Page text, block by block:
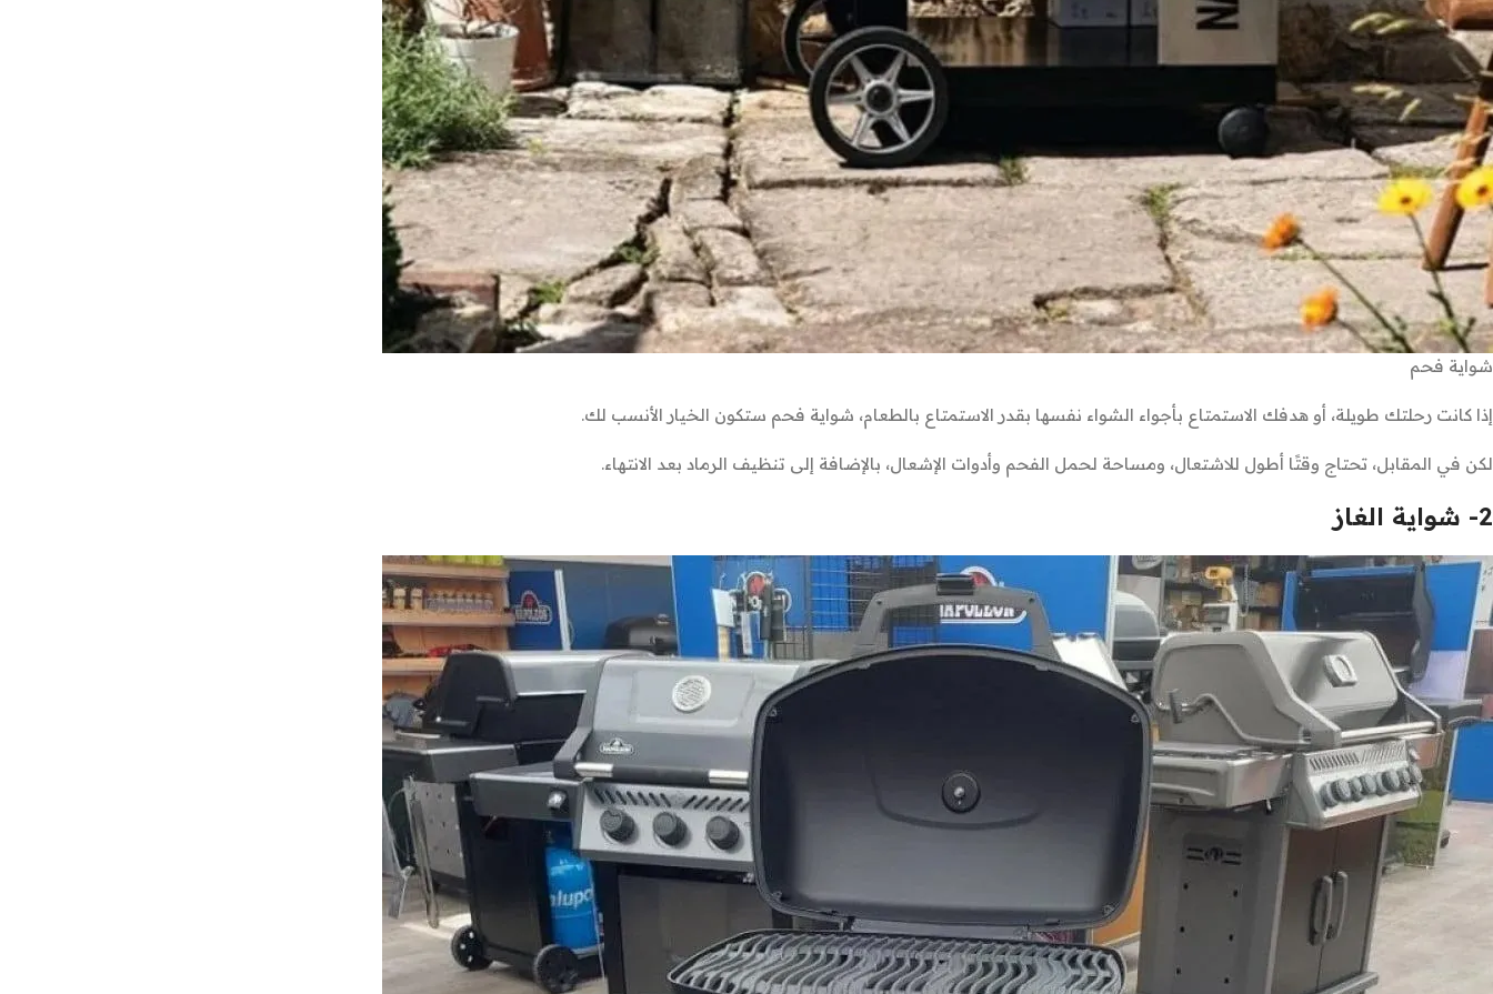
شواية فحم
إذا كانت رحلتك طويلة، أو هدفك الاستمتاع بأجواء الشواء نفسها بقدر الاستمتاع بالطعام، شواية فحم ستكون الخيار الأنسب لك.
لكن في المقابل، تحتاج وقتًا أطول للاشتعال، ومساحة لحمل الفحم وأدوات الإشعال، بالإضافة إلى تنظيف الرماد بعد الانتهاء.
2- شواية الغاز